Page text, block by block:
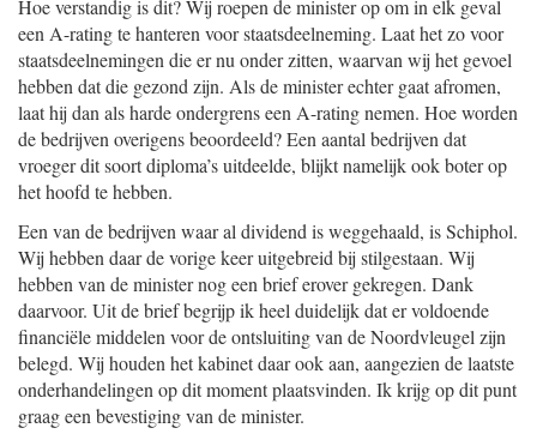
Hoe verstandig is dit? Wij roepen de minister op om in elk geval
een A-rating te hanteren voor staatsdeelneming. Laat het zo voor
staatsdeelnemingen die er nu onder zitten, waarvan wij het gevoel
hebben dat die gezond zijn. Als de minister echter gaat afromen,
laat hij dan als harde ondergrens een A-rating nemen. Hoe worden
de bedrijven overigens beoordeeld? Een aantal bedrijven dat
vroeger dit soort diploma’s uitdeelde, blijkt namelijk ook boter op
het hoofd te hebben.
Een van de bedrijven waar al dividend is weggehaald, is Schiphol.
Wij hebben daar de vorige keer uitgebreid bij stilgestaan. Wij
hebben van de minister nog een brief erover gekregen. Dank
daarvoor. Uit de brief begrijp ik heel duidelijk dat er voldoende
financiële middelen voor de ontsluiting van de Noordvleugel zijn
belegd. Wij houden het kabinet daar ook aan, aangezien de laatste
onderhandelingen op dit moment plaatsvinden. Ik krijg op dit punt
graag een bevestiging van de minister.